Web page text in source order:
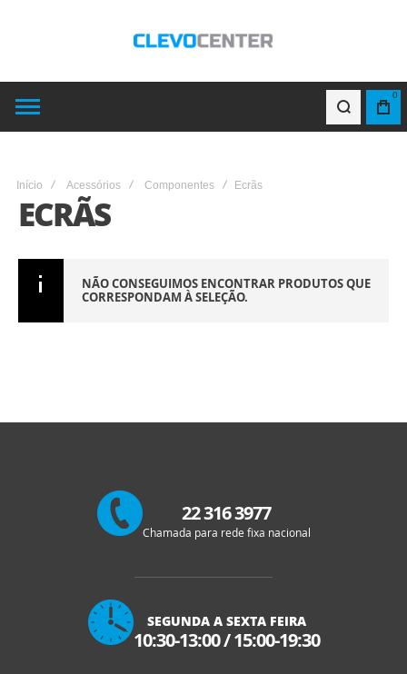
0
Início Acessórios Componentes Ecrãs
ECRÃS
NÃO CONSEGUIMOS ENCONTRAR PRODUTOS QUE
CORRESPONDAM À SELEÇÃO.
22 316 3977
Chamada para rede fixa nacional
SEGUNDA A SEXTA FEIRA
10:30-13:00/15:00-19:30